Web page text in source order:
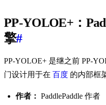
PP-YOLOE+：
擎#
PP-YOLOE+ 是继之前 PP-
门设计用于在 百度 的内部框
作者： PaddlePaddle 作者